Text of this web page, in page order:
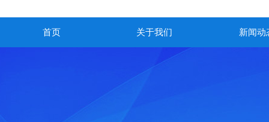
首页 关于我们 新闻动